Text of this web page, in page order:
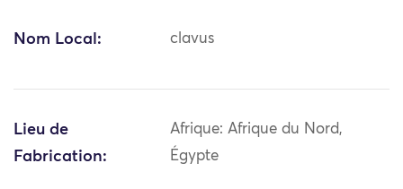
Nom Local: clavus
Lieu de
Fabrication:
Afrique: Afrique du Nord,
Égypte